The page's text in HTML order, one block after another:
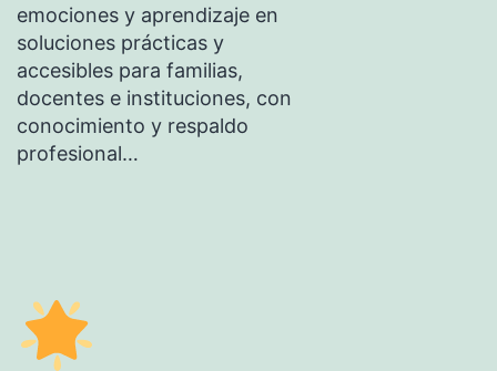
emociones y aprendizaje en
soluciones prácticas y
accesibles para familias,
docentes e instituciones, con
conocimiento y respaldo
profesional…